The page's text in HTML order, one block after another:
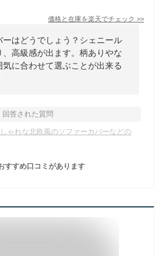
価格と在庫を楽天でチェック >>
はどうでしょう？シェニール
高級感が出ます。柄ありやな
気に合わせて選ぶことが出来る
回答された質問
ゃれな北欧風のソファーカバーなどの
すすめ口コミがあります